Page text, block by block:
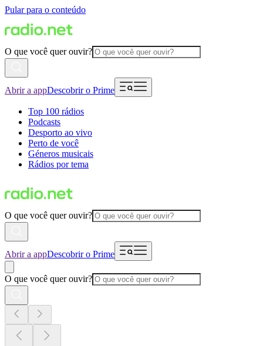
Pular para o conteúdo
O que você quer ouvir?
Abrir a appDescobrir o Prime
Top 100 rádios
Podcasts
Desporto ao vivo
Perto de você
Géneros musicais
Rádios por tema
O que você quer ouvir?
Abrir a appDescobrir o Prime
O que você quer ouvir?